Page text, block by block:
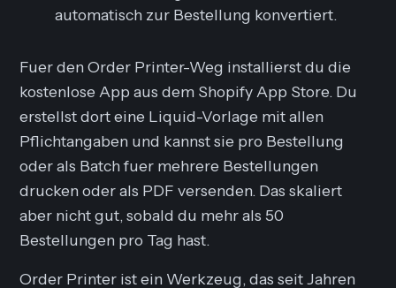
automatisch zur Bestellung konvertiert.
Fuer den Order Printer-Weg installierst du die
kostenlose App aus dem Shopify App Store. Du
erstellst dort eine Liquid-Vorlage mit allen
Pflichtangaben und kannst sie pro Bestellung
oder als Batch fuer mehrere Bestellungen
drucken oder als PDF versenden. Das skaliert
aber nicht gut, sobald du mehr als 50
Bestellungen pro Tag hast.
Order Printer ist ein Werkzeug, das seit Jahren